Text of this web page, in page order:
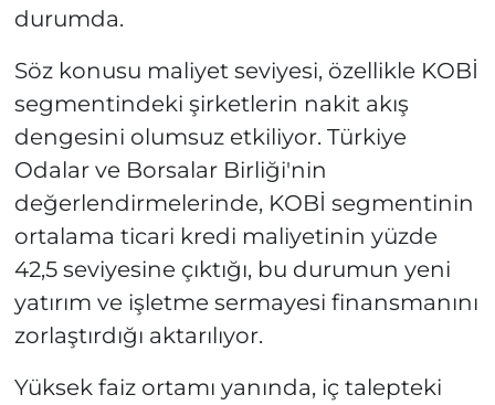
durumda.
Söz konusu maliyet seviyesi, özellikle KOBİ
segmentindeki şirketlerin nakit akış
dengesini olumsuz etkiliyor. Türkiye
Odalar ve Borsalar Birliği'nin
değerlendirmelerinde, KOBİ segmentinin
ortalama ticari kredi maliyetinin yüzde
42,5 seviyesine çıktığı, bu durumun yeni
yatırım ve işletme sermayesi finansmanını
zorlaştırdığı aktarılıyor.
Yüksek faiz ortamı yanında, iç talepteki